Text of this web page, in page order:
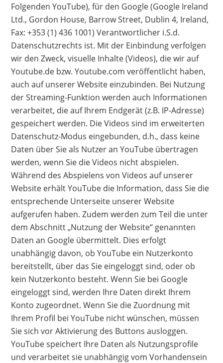
Folgenden YouTube), für den Google (Google Ireland
Ltd., Gordon House, Barrow Street, Dublin 4, Ireland,
Fax: +353 (1) 436 1001) Verantwortlicher i.S.d.
Datenschutzrechts ist. Mit der Einbindung verfolgen
wir den Zweck, visuelle Inhalte (Videos), die wir auf
Youtube.de bzw. Youtube.com veröffentlicht haben,
auch auf unserer Website einzubinden. Bei Nutzung
der Streaming-Funktion werden auch Informationen
verarbeitet, die auf Ihrem Endgerät (z.B. IP-Adresse)
gespeichert werden. Die Videos sind im erweiterten
Datenschutz-Modus eingebunden, d.h., dass keine
Daten über Sie als Nutzer an YouTube übertragen
werden, wenn Sie die Videos nicht abspielen.
Während des Abspielens von Videos auf unserer
Website erhält YouTube die Information, dass Sie die
entsprechende Unterseite unserer Website
aufgerufen haben. Zudem werden zum Teil die unter
dem Abschnitt „Nutzung der Website“ genannten
Daten an Google übermittelt. Dies erfolgt
unabhängig davon, ob YouTube ein Nutzerkonto
bereitstellt, über das Sie eingeloggt sind, oder ob
kein Nutzerkonto besteht. Wenn Sie bei Google
eingeloggt sind, werden Ihre Daten direkt Ihrem
Konto zugeordnet. Wenn Sie die Zuordnung mit
Ihrem Profil bei YouTube nicht wünschen, müssen
Sie sich vor Aktivierung des Buttons ausloggen.
YouTube speichert Ihre Daten als Nutzungsprofile
und verarbeitet sie unabhängig vom Vorhandensein